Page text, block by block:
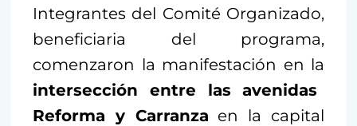
Integrantes del Comité Organizado,
beneficiaria del programa,
comenzaron la manifestación en la
intersección entre las avenidas
Reforma y Carranza en la capital